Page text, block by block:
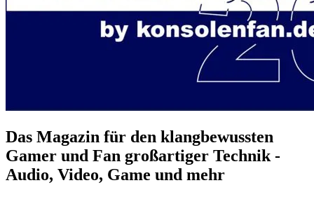
Das Magazin für den klangbewussten
Gamer und Fan großartiger Technik -
Audio, Video, Game und mehr